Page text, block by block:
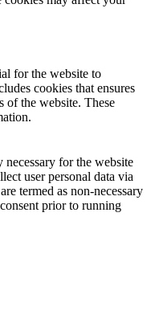
for the website to
cookies that ensures
of the website. These
for the website
user personal data via
termed as non-necessary
prior to running